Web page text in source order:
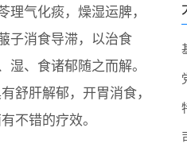
理气化痰，燥湿运脾，
子消食导滞，以治食
湿、食诸郁随之而解。
舒肝解郁，开胃消食，
不错的疗效。